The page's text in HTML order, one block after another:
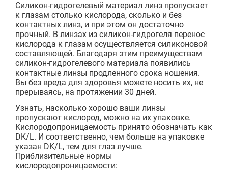
Силикон-гидрогелевый материал линз пропускает
к глазам столько кислорода, сколько и без
контактных линз, и при этом он достаточно
прочный. В линзах из силикон-гидрогеля перенос
кислорода к глазам осуществляется силиконовой
составляющей. Благодаря этим преимуществам
силикон-гидрогелевого материала появились
контактные линзы продленного срока ношения.
Вы без вреда для здоровья можете носить их, не
прерываясь, на протяжении 30 дней.
Узнать, насколько хорошо ваши линзы
пропускают кислород, можно на их упаковке.
Кислородопроницаемость принято обозначать как
DK/L. И соответственно, чем больше на упаковке
указан DK/L, тем для глаз лучше.
Приблизительные нормы
кислородопроницаемости: